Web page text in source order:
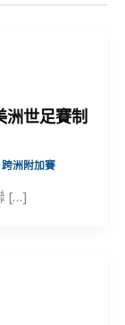
世足賽制
跨洲附加賽
[…]